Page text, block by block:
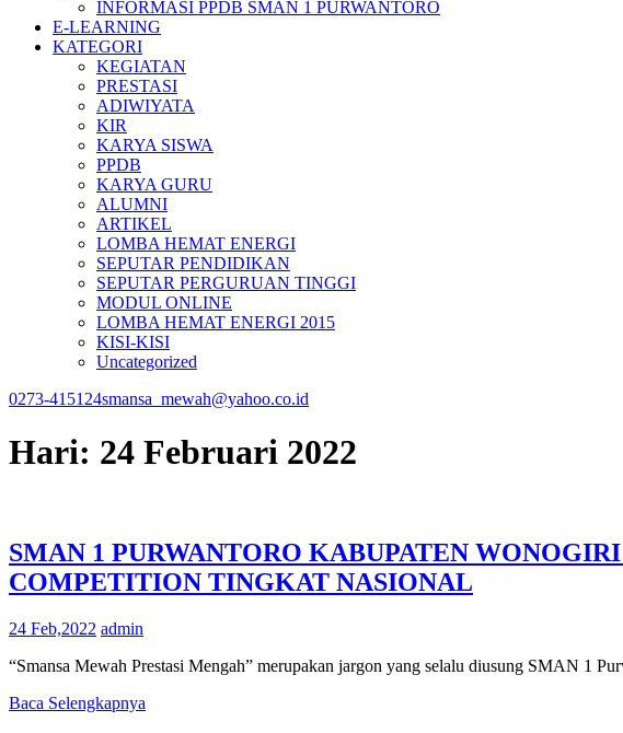
INFORMASI PPDB SMAN 1 PURWANTORO
E-LEARNING
KATEGORI
KEGIATAN
PRESTASI
ADIWIYATA
KIR
KARYA SISWA
PPDB
KARYA GURU
ALUMNI
ARTIKEL
LOMBA HEMAT ENERGI
SEPUTAR PENDIDIKAN
SEPUTAR PERGURUAN TINGGI
MODUL ONLINE
LOMBA HEMAT ENERGI 2015
KISI-KISI
Uncategorized
0273-415124smansa_mewah@yahoo.co.id
Hari: 24 Februari 2022
SMAN 1 PURWANTORO KABUPATEN
COMPETITION TINGKAT NASIONAL
24 Feb,2022 admin
“Smansa Mewah Prestasi Mengah” merupakan jargon yang selalu diusung SMAN 1
Baca Selengkapnya